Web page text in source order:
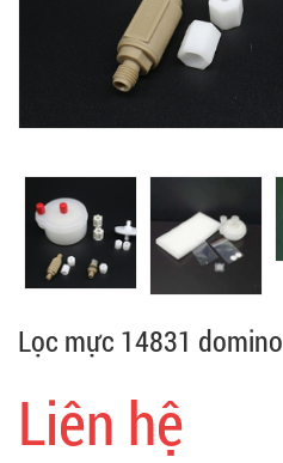
Lọc mực 14831 domino
Liên hệ